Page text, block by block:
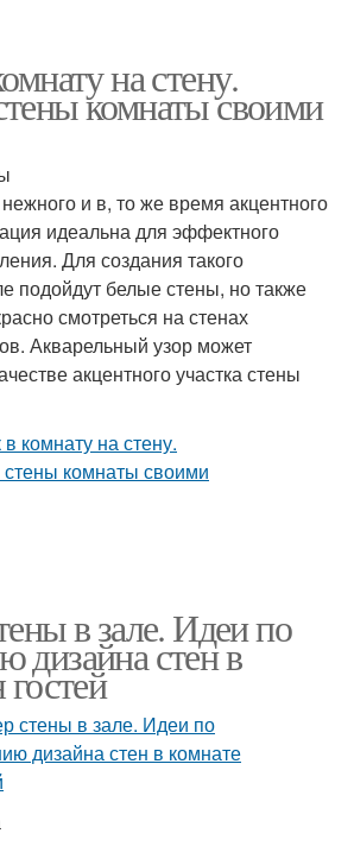
на стену.
комнаты своими
и в, то же время акцентного
идеальна для эффектного
Для создания такого
подойдут белые стены, но также
смотреться на стенах
Акварельный узор может
акцентного участка стены
в зале. Идеи по
дизайна стен в